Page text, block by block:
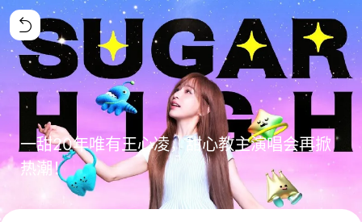
一甜20年唯有王心凌，甜心教主演唱会再掀
热潮！